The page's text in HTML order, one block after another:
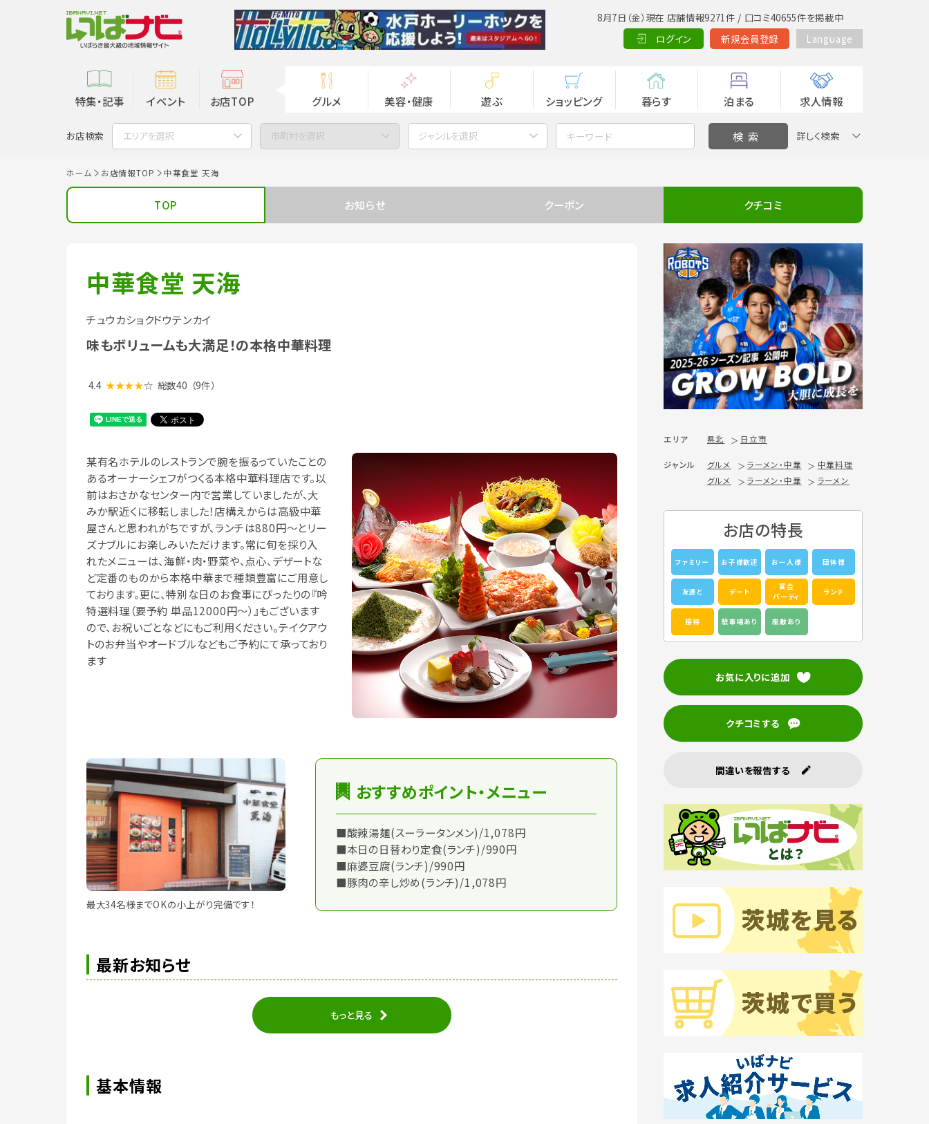
8月7日（金）現在 店舗情報9271件 / 口コミ40655件を掲載中
ログイン
新規会員登録 Language
特集・記事 イベント お店TOP グルメ 美容・健康 遊ぶ ショッピング 暮らす 泊まる 求人情報
お店検索 エリアを選択 市町村を選択 ジャンルを選択 詳しく検索
ホーム お店情報TOP 中華食堂 天海
TOP お知らせ クーポン クチコミ
中華食堂 天海
チュウカショクドウテンカイ
味もボリュームも大満足！の本格中華料理
4.4 ★★★★☆ 総数40 （9件）
某有名ホテルのレストランで腕を振るっていたことの
あるオーナーシェフがつくる本格中華料理店です。以
前はおさかなセンター内で営業していましたが、大
みか駅近くに移転しました！店構えからは高級中華
屋さんと思われがちですが、ランチは880円～とリー
ズナブルにお楽しみいただけます。常に旬を採り入
れたメニューは、海鮮・肉・野菜や、点心、デザートな
ど定番のものから本格中華まで種類豊富にご用意し
ております。更に、特別な日のお食事にぴったりの『吟
特選料理（要予約 単品12000円～）』もございます
ので、お祝いごとなどにもご利用ください。テイクアウ
トのお弁当やオードブルなどもご予約にて承っており
ます
最大34名様までOKの小上がり完備です！
おすすめポイント・メニュー
■酸辣湯麺(スーラータンメン)/1,078円
■本日の日替わり定食(ランチ)/990円
■麻婆豆腐(ランチ)/990円
■豚肉の辛し炒め(ランチ)/1,078円
最新お知らせ
もっと見る
基本情報
エリア 県北 日立市
ジャンル グルメ ラーメン・中華
中華料理
グルメ
ラーメン・中華 ラーメン
お店の特長
ファミリー お子様歓迎 お一人様 団体様
友達と デート
宴会
パーティ
ランチ
接待 駐車場あり 座敷あり
お気に入りに追加
クチコミする
間違いを報告する